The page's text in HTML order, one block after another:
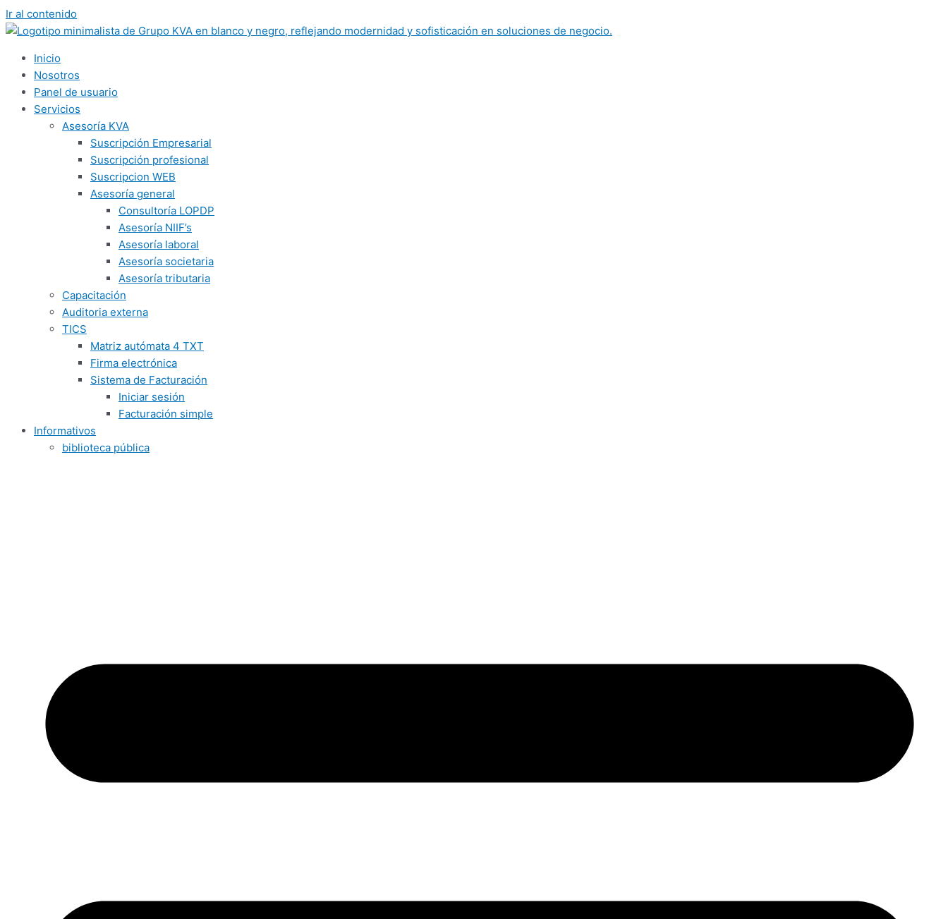
Ir al contenido
Inicio
Nosotros
Panel de usuario
Servicios
Asesoría KVA
Suscripción Empresarial
Suscripción profesional
Suscripcion WEB
Asesoría general
Consultoría LOPDP
Asesoría NIIF’s
Asesoría laboral
Asesoría societaria
Asesoría tributaria
Capacitación
Auditoria externa
TICS
Matriz autómata 4 TXT
Firma electrónica
Sistema de Facturación
Iniciar sesión
Facturación simple
Informativos
biblioteca pública